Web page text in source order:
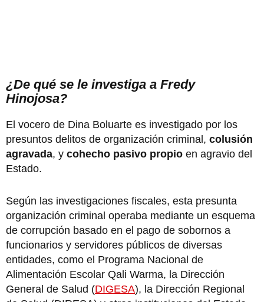
¿De qué se le investiga a Fredy
Hinojosa?
El vocero de Dina Boluarte es investigado por los
presuntos delitos de organización criminal, colusión
agravada, y cohecho pasivo propio en agravio del
Estado.
Según las investigaciones fiscales, esta presunta
organización criminal operaba mediante un esquema
de corrupción basado en el pago de sobornos a
funcionarios y servidores públicos de diversas
entidades, como el Programa Nacional de
Alimentación Escolar Qali Warma, la Dirección
General de Salud (DIGESA), la Dirección Regional